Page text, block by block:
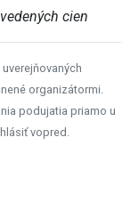
cien
organizátormi.
podujatia priamo u
vopred.